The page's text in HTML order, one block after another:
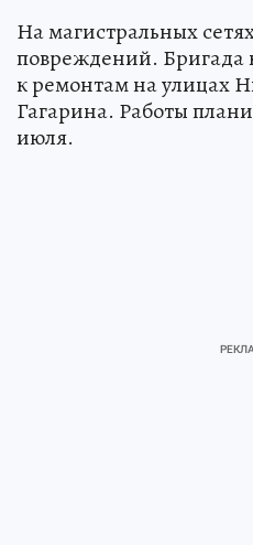
На магистральных
повреждений. Бригада
к ремонтам на улицах
Гагарина. Работы
июля.